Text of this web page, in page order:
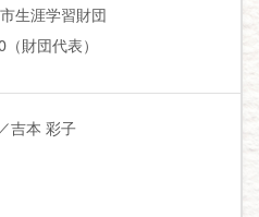
生涯学習財団
財団代表）
吉本 彩子